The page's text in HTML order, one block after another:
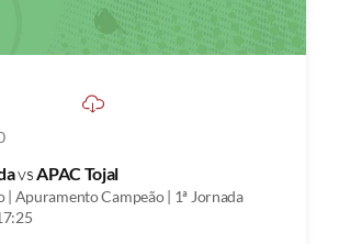
vsAPAC Tojal
| Apuramento Campeão | 1ª Jornada